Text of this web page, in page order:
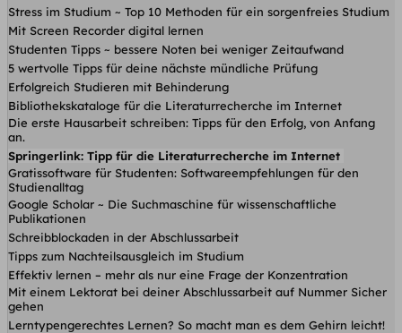
Stress im Studium ~ Top 10 Methoden für ein sorgenfreies Studium
Mit Screen Recorder digital lernen
Studenten Tipps ~ bessere Noten bei weniger Zeitaufwand
5 wertvolle Tipps für deine nächste mündliche Prüfung
Erfolgreich Studieren mit Behinderung
Bibliothekskataloge für die Literaturrecherche im Internet
Die erste Hausarbeit schreiben: Tipps für den Erfolg, von Anfang
an.
Springerlink: Tipp für die Literaturrecherche im Internet
Gratissoftware für Studenten: Softwareempfehlungen für den
Studienalltag
Google Scholar ~ Die Suchmaschine für wissenschaftliche
Publikationen
Schreibblockaden in der Abschlussarbeit
Tipps zum Nachteilsausgleich im Studium
Effektiv lernen – mehr als nur eine Frage der Konzentration
Mit einem Lektorat bei deiner Abschlussarbeit auf Nummer Sicher
gehen
Lerntypengerechtes Lernen? So macht man es dem Gehirn leicht!